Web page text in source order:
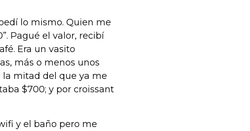
lo mismo. Quien me
Pagué el valor, recibí
Era un vasito
más o menos unos
la mitad del que ya me
$700; y por croissant
y el baño pero me